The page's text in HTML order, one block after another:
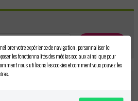
02:18:48
votre expérience de navigation, personnaliser le
les fonctionnalités des médias sociaux ainsi que pour
nous utilisons les cookies et comment vous pouvez les